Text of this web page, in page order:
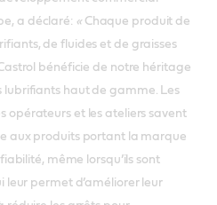
a déclaré: « Chaque produit de
de fluides et de graisses
bénéficie de notre héritage
lubrifiants haut de gamme. Les
opérateurs et les ateliers savent
aux produits portant la marque
même lorsqu’ils sont
leur permet d’améliorer leur